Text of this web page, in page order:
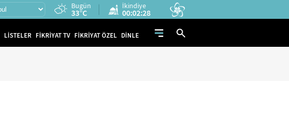
Bugün
33°C
İkindiye
00:02:28
LİSTELER FİKRİYAT TV FİKRİYAT ÖZEL DİNLE